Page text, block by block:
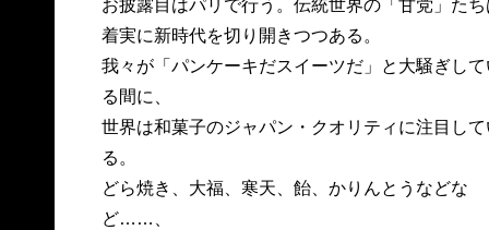
お披露目はパリで行う。伝統世界の「甘党」たち
着実に新時代を切り開きつつある。
我々が「パンケーキだスイーツだ」と大騒ぎして
る間に、
世界は和菓子のジャパン・クオリティに注目して
る。
どら焼き、大福、寒天、飴、かりんとうなどな
ど……、